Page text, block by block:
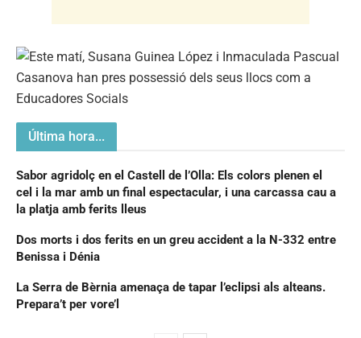
Última hora...
Sabor agridolç en el Castell de l’Olla: Els colors plenen el
cel i la mar amb un final espectacular, i una carcassa cau a
la platja amb ferits lleus
Dos morts i dos ferits en un greu accident a la N-332 entre
Benissa i Dénia
La Serra de Bèrnia amenaça de tapar l’eclipsi als alteans.
Prepara’t per vore’l